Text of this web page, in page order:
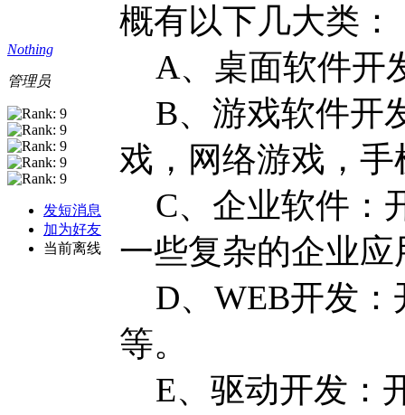
Nothing
管理员
发短消息
加为好友
当前离线
概有以下几大类：
A、桌面软件开
B、游戏软件开
戏，网络游戏，
C、企业软件：
一些复杂的企业应
D、WEB开发：
等。
E、驱动开发：